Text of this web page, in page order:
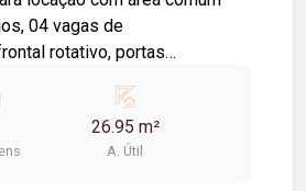
04 vagas de
rotativo, portas
juntas.
26.95 m²
A. Útil